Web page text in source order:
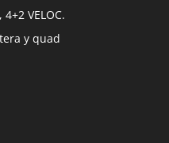
4+2 VELOC.
y quad